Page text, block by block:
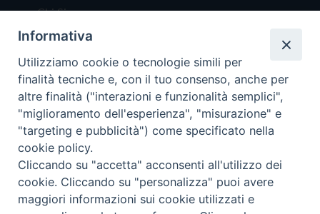
Chi Siamo
Redazione
Scrivici
Copyright © 2019 - Tutti i diritti riservati - Vita
Trentina Editrice
Privacy Policy
Informativa
Utilizziamo cookie o tecnologie simili per
finalità tecniche e, con il tuo consenso, anche per
altre finalità ("interazioni e funzionalità semplici",
"miglioramento dell'esperienza", "misurazione" e
"targeting e pubblicità") come specificato nella
cookie policy.
Cliccando su "accetta" acconsenti all'utilizzo dei
cookie. Cliccando su "personalizza" puoi avere
maggiori informazioni sui cookie utilizzati e